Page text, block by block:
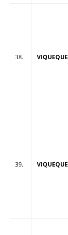
38. VIQUEQUE
39. VIQUEQUE